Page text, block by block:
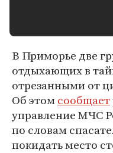
В Приморье две
отдыхающих в
отрезанными от
Об этомсообщает
управление МЧС
по словам
покидать место